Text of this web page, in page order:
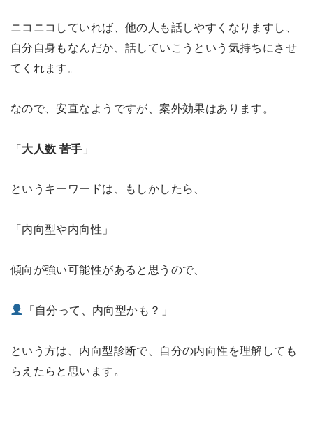
ニコニコしていれば、他の人も話しやすくなりますし、
自分自身もなんだか、話していこうという気持ちにさせ
てくれます。
なので、安直なようですが、案外効果はあります。
「大人数 苦手 」
というキーワードは、もしかしたら、
「内向型や内向性」
傾向が強い可能性があると思うので、
「自分って、内向型かも？」
という方は、内向型診断で、自分の内向性を理解しても
らえたらと思います。